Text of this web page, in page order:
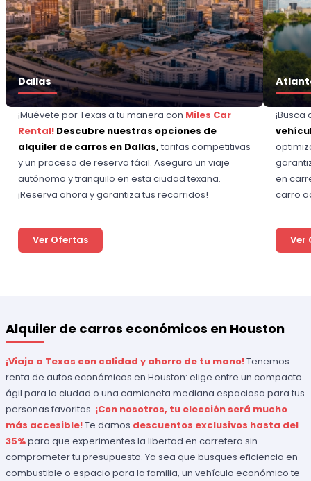
Dallas
¡Muévete por Texas a tu manera con Miles Car
Rental! Descubre nuestras opciones de
alquiler de carros en Dallas, tarifas competitivas
y un proceso de reserva fácil. Asegura un viaje
autónomo y tranquilo en esta ciudad texana.
¡Reserva ahora y garantiza tus recorridos!
Ver Ofertas
en
carro
Ver
Alquiler de carros económicos en Houston
¡Viaja a Texas con calidad y ahorro de tu mano!Tenemos
renta de autos económicos en Houston: elige entre un compacto
ágil para la ciudad o una camioneta mediana espaciosa para tus
personas favoritas. ¡Con nosotros, tu elección será mucho
más accesible!Te damos descuentos exclusivos hasta del
35%para que experimentes la libertad en carretera sin
comprometer tu presupuesto. Ya sea que busques eficiencia en
combustible o espacio para la familia, un vehículo económico te